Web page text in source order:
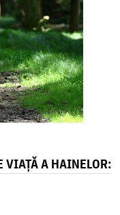
VIAȚĂ A HAINELOR: